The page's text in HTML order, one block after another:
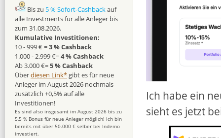
Ich habe ein
sieht es jetzt
Bis zu 5 % Sofort-Cashbackauf
alle Investments für alle Anleger bis
zum 31.08.2026.
Kumulative Investitionen:
10 - 999 € =3 % Cashback
1.000 - 2.999 €=4 % Cashback
Ab 3.000 €=5 % Cashback
Überdiesen Link* gibt es für neue
Anleger im August 2026 nochmals
zusätzlich +0,5% auf alle
Investitionen!
Es sind also insgesamt im August 2026 bis zu
5,5 % Bonus für neue Anleger möglich! Ich bin
bereits mit über 50.000 € selber bei Indemo
investiert.